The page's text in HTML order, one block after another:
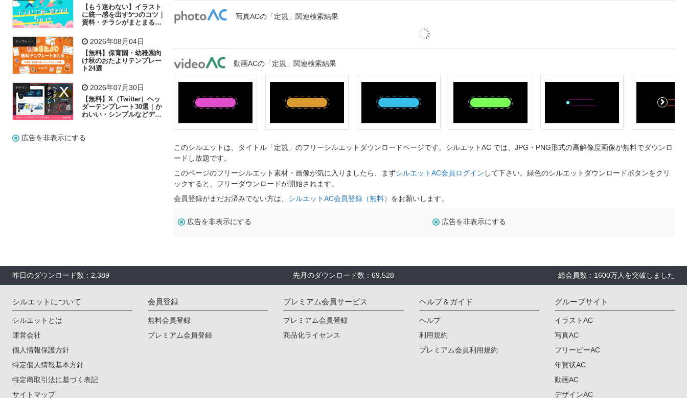
子供 作業員 相談 ピクトグラム
【もう迷わない】イラスト
に統一感を出す5つのコツ｜
資料・チラシがまとまるフ
テンプレート 2026年08月04日
【無料】保育園・幼稚園向
け秋のおたよりテンプレー
ト24選
デザイン 2026年07月30日
【無料】X（Twitter）ヘッ
ダーテンプレート30選｜か
わいい・シンプルなどデザ
広告を非表示にする
写真ACの「定規」関連検索結果
動画ACの「定規」関連検索結果
このシルエットは、タイトル「定規」のフリーシルエットダウンロードページです。シルエットAC では、JPG・PNG形式の高解像度画像が無料でダウンロ
ードし放題です。
このページのフリーシルエット素材・画像が気に入りましたら、まずシルエットAC会員ログイン して下さい。緑色のシルエットダウンロードボタンをクリ
ックすると、フリーダウンロードが開始されます。
会員登録がまだお済みでない方は、 シルエットAC会員登録（無料） をお願いします。
広告を非表示にする 広告を非表示にする
昨日のダウンロード数：2,389 先月のダウンロード数：69,528 総会員数：1600万人を突破しました
シルエットについて
シルエットとは
運営会社
個人情報保護方針
特定個人情報基本方針
特定商取引法に基づく表記
サイトマップ
会員登録
無料会員登録
プレミアム会員登録
プレミアム会員サービス
プレミアム会員登録
商品化ライセンス
ヘルプ＆ガイド
ヘルプ
利用規約
プレミアム会員利用規約
グループサイト
イラストAC
写真AC
フリービーAC
年賀状AC
動画AC
デザインAC